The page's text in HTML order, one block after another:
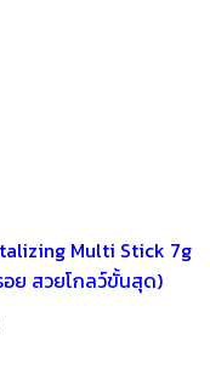
Multi Stick 7g
ย สวยโกลว์ขั้นสุด)